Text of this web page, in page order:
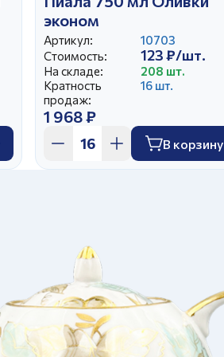
эконом
Артикул:
10703
Стоимость:
123 ₽/шт.
На складе:
208 шт.
Кратность
продаж:
16 шт.
1 968 ₽
В корзину